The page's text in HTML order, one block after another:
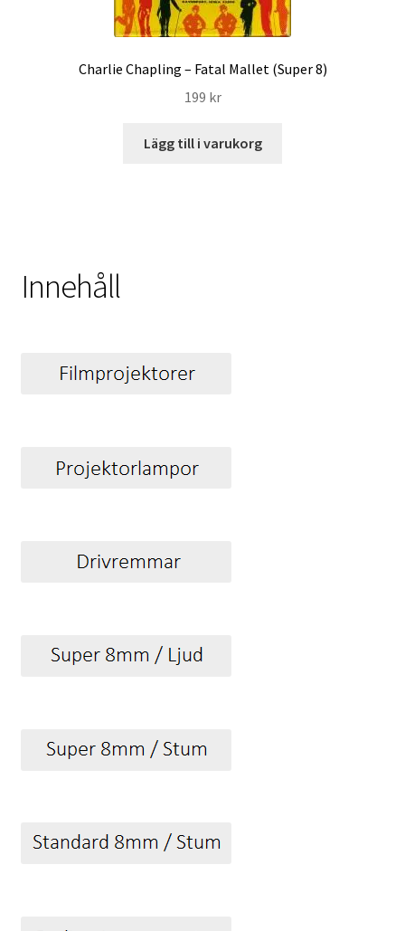
Charlie Chapling – Fatal Mallet (Super 8)
199 kr
Lägg till i varukorg
Innehåll